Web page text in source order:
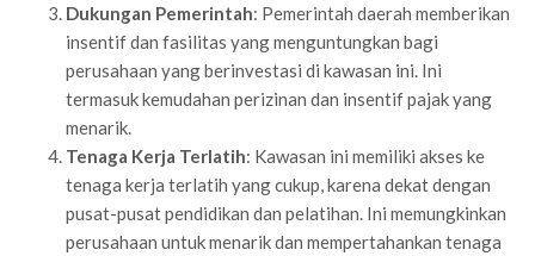
Dukungan Pemerintah: Pemerintah daerah memberikan
insentif dan fasilitas yang menguntungkan bagi
perusahaan yang berinvestasi di kawasan ini. Ini
termasuk kemudahan perizinan dan insentif pajak yang
menarik.
Tenaga Kerja Terlatih: Kawasan ini memiliki akses ke
tenaga kerja terlatih yang cukup, karena dekat dengan
pusat-pusat pendidikan dan pelatihan. Ini memungkinkan
perusahaan untuk menarik dan mempertahankan tenaga